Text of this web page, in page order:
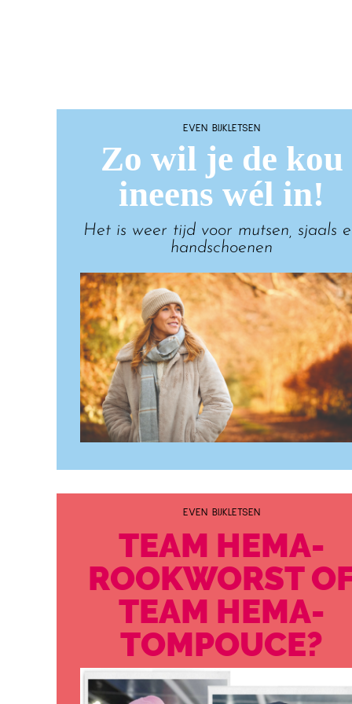
EVEN BIJKLETSEN
Zo wil je de kou
ineens wél in!
Het is weer tijd voor mutsen, sjaals
handschoenen
EVEN BIJKLETSEN
TEAM HEMA-
ROOKWORST
TEAM HEMA-
TOMPOUCE?